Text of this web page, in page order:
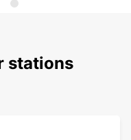
stations